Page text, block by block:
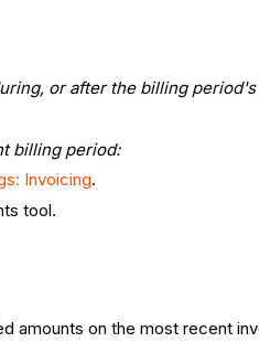
or after the billing
billing period:
Invoicing.
tool.
amounts on the most recent